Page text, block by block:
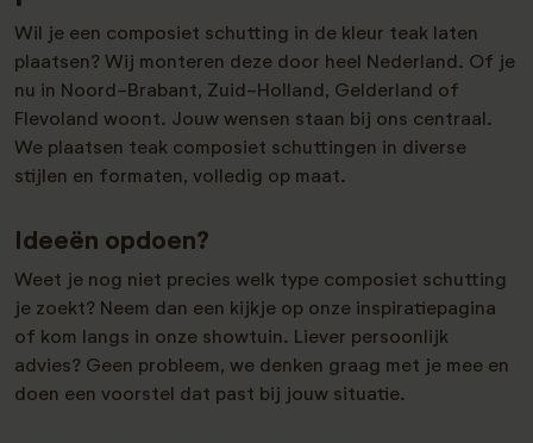
Wil je een composiet schutting in de kleur teak laten
plaatsen? Wij monteren deze door heel Nederland. Of je
nu in Noord-Brabant, Zuid-Holland, Gelderland of
Flevoland woont. Jouw wensen staan bij ons centraal.
We plaatsen teak composiet schuttingen in diverse
stijlen en formaten, volledig op maat.
Ideeën opdoen?
Weet je nog niet precies welk type composiet schutting
je zoekt? Neem dan een kijkje op onze inspiratiepagina
of kom langs in onze showtuin. Liever persoonlijk
advies? Geen probleem, we denken graag met je mee en
doen een voorstel dat past bij jouw situatie.